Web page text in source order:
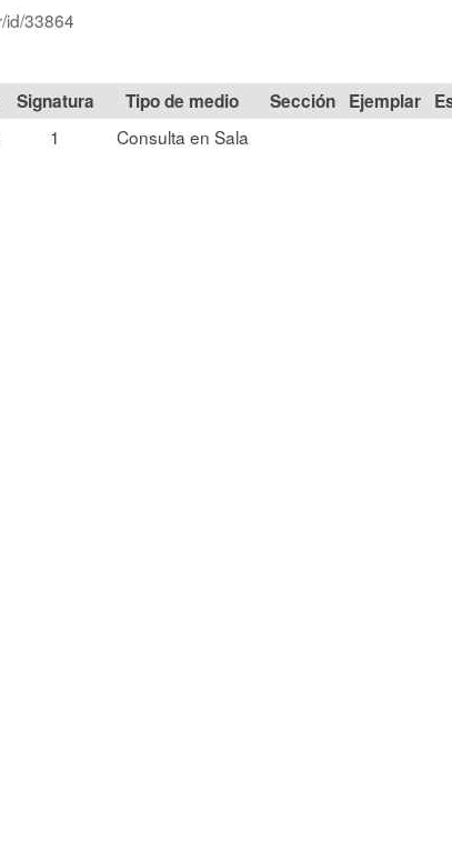
id/33864
Signatura Tipo de medio Sección
1 Consulta en Sala